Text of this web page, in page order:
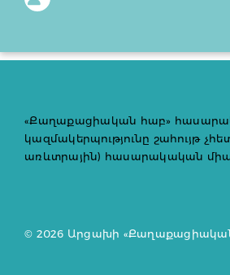
«Քաղաքացիական հաբ»
կազմակերպությունը շահույթ
առևտրային) հասարակական
© 2026 Արցախի